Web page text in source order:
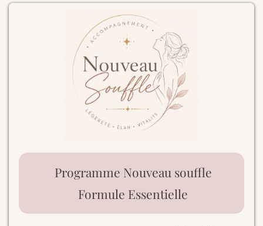
Programme Nouveau souffle
Formule Essentielle